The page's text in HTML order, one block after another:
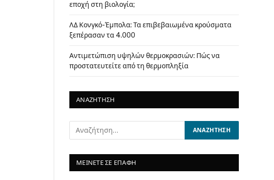
εποχή στη βιολογία;
ΛΔ Κονγκό-Έμπολα: Τα επιβεβαιωμένα κρούσματα
ξεπέρασαν τα 4.000
Αντιμετώπιση υψηλών θερμοκρασιών: Πώς να
προστατευτείτε από τη θερμοπληξία
ΑΝΑΖΗΤΗΣΗ
ΜΕΙΝΕΤΕ ΣΕ ΕΠΑΦΗ